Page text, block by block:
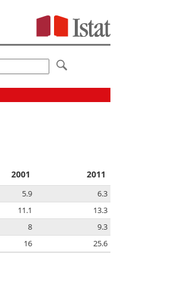
2001 2011
5.9
6.3
11.1
13.3
8
9.3
16 25.6